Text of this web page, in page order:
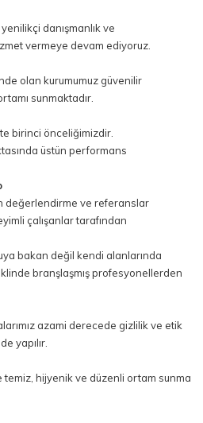
danışmanlık ve
vermeye devam ediyoruz.
olan kurumumuz güvenilir
sunmaktadır.
birinci önceliğimizdir.
üstün performans
değerlendirme ve referanslar
çalışanlar tarafından
bakan değil kendi alanlarında
branşlaşmış profesyonellerden
azami derecede gizlilik ve etik
yapılır.
temiz, hijyenik ve düzenli ortam sunma